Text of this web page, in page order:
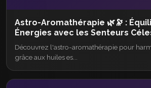
Astro-Aromathérapie 🌿🔭 :
Énergies avec les Senteurs
Découvrez l'astro-aromathérapie pour
grâce aux huiles es...